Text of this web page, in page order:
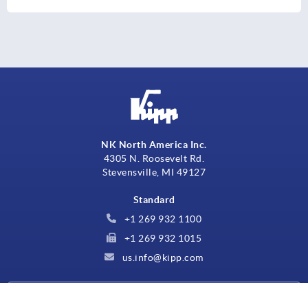
NK North America Inc.
4305 N. Roosevelt Rd.
Stevensville, MI 49127
Standard
+1 269 932 1100
+1 269 932 1015
us.info@kipp.com